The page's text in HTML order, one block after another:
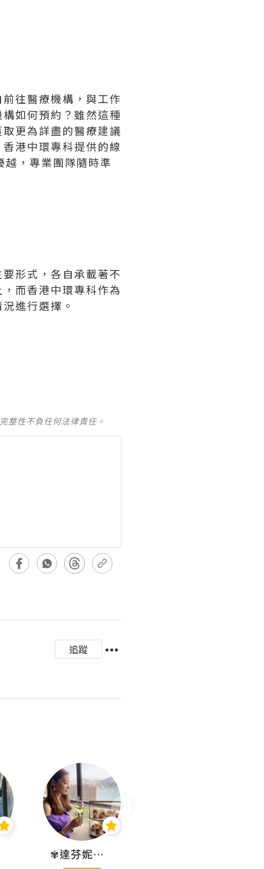
往醫療機構，與工作
如何預約？雖然這種
更為詳盡的醫療建議
港中環專科提供的線
，專業團隊隨時準
形式，各自承載著不
而香港中環專科作為
進行選擇。
整性不負任何法律責任。
追蹤
✾達芬妮•愛孩子•愛生活✾